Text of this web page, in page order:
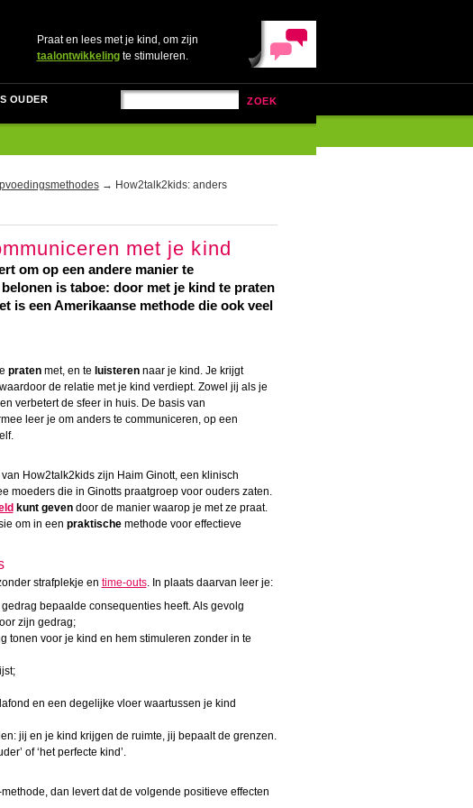
Praat en lees met je kind, om zijn
taalontwikkelingte stimuleren.
ZOEK
OUDER
→ How2talk2kids: anders
met je kind
om op een andere manier te
is taboe: door met je kind te praten
is een Amerikaanse methode die ook veel
pratenmet, en te luisterennaar je kind. Je krijgt
de relatie met je kind verdiept. Zowel jij als je
verbetert de sfeer in huis. De basis van
leer je om anders te communiceren, op een
How2talk2kids zijn Haim Ginott, een klinisch
moeders die in Ginotts praatgroep voor ouders zaten.
kunt gevendoor de manier waarop je met ze praat.
om in een praktischemethode voor effectieve
zonder strafplekje en time-outs. In plaats daarvan leer je:
bepaalde consequenties heeft. Als gevolg
zijn gedrag;
tonen voor je kind en hem stimuleren zonder in te
en een degelijke vloer waartussen je kind
jij en je kind krijgen de ruimte, jij bepaalt de grenzen.
of ‘het perfecte kind’.
dan levert dat de volgende positieve effecten